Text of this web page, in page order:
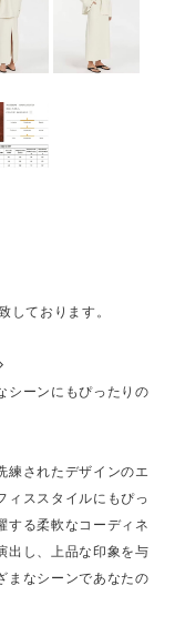
しております。
シーンにもぴったりの
練されたデザインのエ
ィススタイルにもぴっ
する柔軟なコーディネ
出し、上品な印象を与
まなシーンであなたの